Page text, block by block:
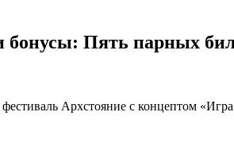
бонусы: Пять парных
Архстояние с концептом